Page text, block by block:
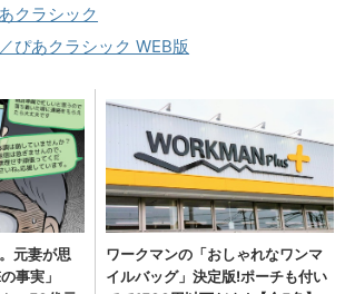
クラシック
ぴあクラシック WEB版